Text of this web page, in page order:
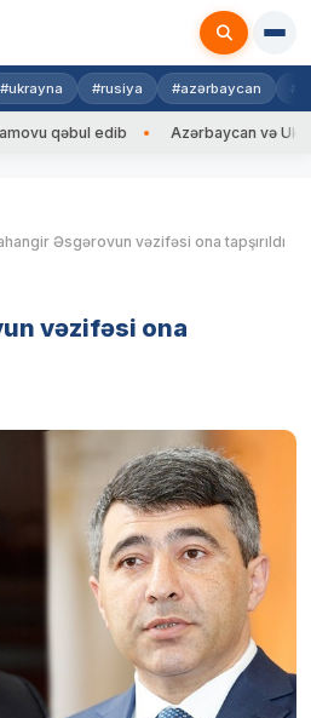
#ukrayna #rusiya #azərbaycan
qəbul edib Azərbaycan və
Əsgərovun vəzifəsi ona tapşırıldı
vəzifəsi ona